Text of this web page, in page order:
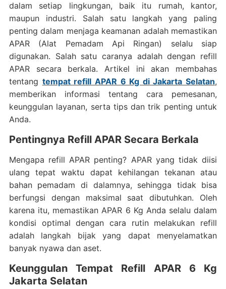
dalam setiap lingkungan, baik itu rumah, kantor,
maupun industri. Salah satu langkah yang paling
penting dalam menjaga keamanan adalah memastikan
APAR (Alat Pemadam Api Ringan) selalu siap
digunakan. Salah satu caranya adalah dengan refill
APAR secara berkala. Artikel ini akan membahas
tentang tempat refill APAR 6 Kg di Jakarta Selatan,
memberikan informasi tentang cara pemesanan,
keunggulan layanan, serta tips dan trik penting untuk
Anda.
Pentingnya Refill APAR Secara Berkala
Mengapa refill APAR penting? APAR yang tidak diisi
ulang tepat waktu dapat kehilangan tekanan atau
bahan pemadam di dalamnya, sehingga tidak bisa
berfungsi dengan maksimal saat dibutuhkan. Oleh
karena itu, memastikan APAR 6 Kg Anda selalu dalam
kondisi optimal dengan cara rutin melakukan refill
adalah langkah bijak yang dapat menyelamatkan
banyak nyawa dan aset.
Keunggulan Tempat Refill APAR 6 Kg
Jakarta Selatan